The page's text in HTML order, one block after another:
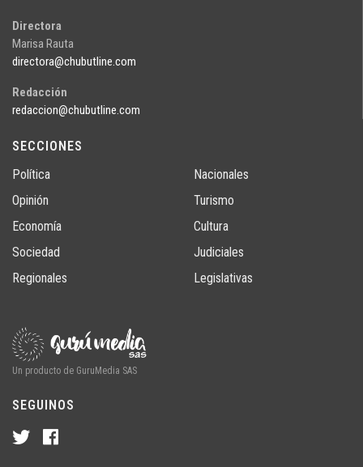
Directora
Marisa Rauta
directora@chubutline.com
Redacción
redaccion@chubutline.com
SECCIONES
Política
Opinión
Economía
Sociedad
Regionales
Nacionales
Turismo
Cultura
Judiciales
Legislativas
Un producto de GuruMedia SAS
SEGUINOS